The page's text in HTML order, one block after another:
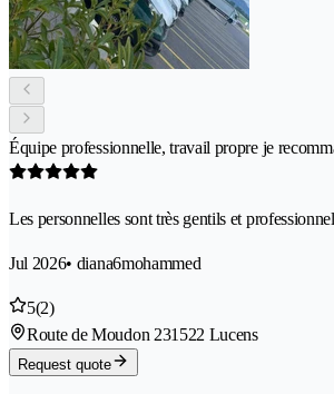
Équipe professionnelle, travail propre je
Les personnelles sont très gentils et
Jul 2026• diana6mohammed
5(2)
Route de Moudon 231522 Lucens
Request quote